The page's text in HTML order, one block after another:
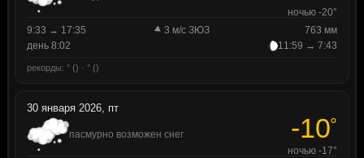
ночью -20°
9:33 → 17:35
3 м/с ЗЮЗ
763 мм
день 8:02
11:59 → 7:43
рекорды: ° () · ° ()
30 января 2026, пт
пасмурно возможен снег -10°
ночью -17°